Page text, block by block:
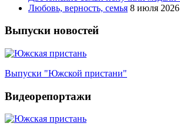
Любовь, верность, семья 8 июля 2026
Выпуски новостей
Выпуски "Южской пристани"
Видеорепортажи